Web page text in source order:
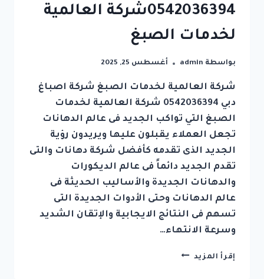
0542036394شركة العالمية
لخدمات الصبغ
بواسطة admin أغسطس 25, 2025
شركة العالمية لخدمات الصبغ شركة اصباغ
دبي 0542036394 شركة العالمية لخدمات
الصبغ التي تواكب الجديد فى عالم الدهانات
تجعل العملاء يقبلون عليها ويريدون رؤية
الجديد الذى تقدمه كأفضل شركة دهانات والتى
تقدم الجديد دائماً فى عالم الديكورات
والدهانات الجديدة والأساليب الحديثة فى
عالم الدهانات وحتى الأدوات الجديدة التى
تسهم فى النتائج الايجابية والإتقان الشديد
وسرعة الانتهاء…
إقرأ المزيد شركة